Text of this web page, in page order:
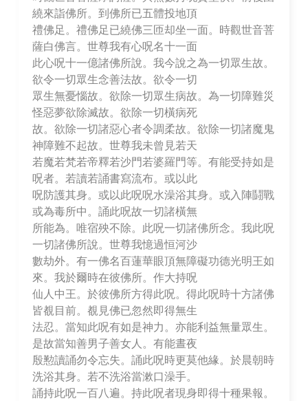
繞來詣佛所。到佛所已五體投地頂
禮佛足。禮佛足已繞佛三匝却坐一面。時觀世音菩
薩白佛言。世尊我有心呪名十一面
此心呪十一億諸佛所說。我今說之為一切眾生故。
欲令一切眾生念善法故。欲令一切
眾生無憂惱故。欲除一切眾生病故。為一切障難災
怪惡夢欲除滅故。欲除一切橫病死
故。欲除一切諸惡心者令調柔故。欲除一切諸魔鬼
神障難不起故。世尊我未曾見若天
若魔若梵若帝釋若沙門若婆羅門等。有能受持如是
呪者。若讀若誦書寫流布。或以此
呪防護其身。或以此呪呪水澡浴其身。或入陣鬪戰
或為毒所中。誦此呪故一切諸橫無
所能為。唯宿殃不除。此呪一切諸佛所念。我此呪
一切諸佛所說。世尊我憶過恒河沙
數劫外。有一佛名百蓮華眼頂無障礙功德光明王如
來。我於爾時在彼佛所。作大持呪
仙人中王。於彼佛所方得此呪。得此呪時十方諸佛
皆覩目前。覩見佛已忽然即得無生
法忍。當知此呪有如是神力。亦能利益無量眾生。
是故當知善男子善女人。有能晝夜
殷懃讀誦勿令忘失。誦此呪時更莫他緣。於晨朝時
洗浴其身。若不洗浴當漱口澡手。
誦持此呪一百八遍。持此呪者現身即得十種果報。